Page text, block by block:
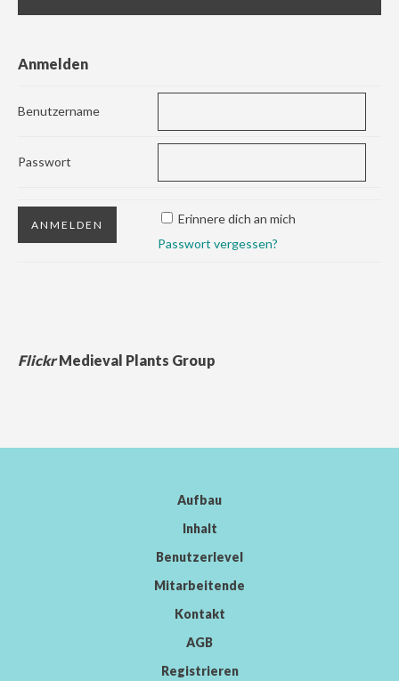
Anmelden
Benutzername
Passwort
Erinnere dich an mich
Passwort vergessen?
FlickrMedieval Plants Group
Aufbau
Inhalt
Benutzerlevel
Mitarbeitende
Kontakt
AGB
Registrieren